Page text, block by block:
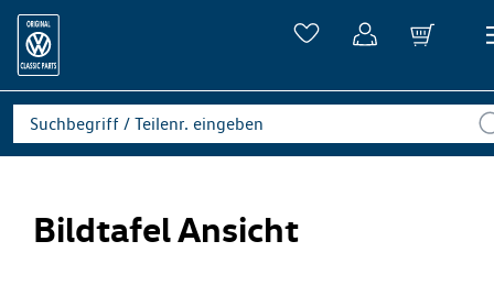
Bildtafel Ansicht